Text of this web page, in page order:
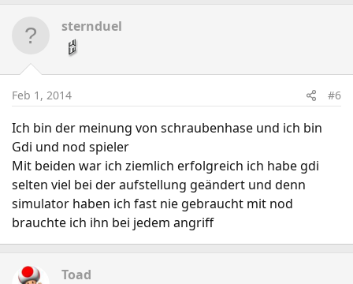
sternduel
Feb 1, 2014 #6
Ich bin der meinung von schraubenhase und ich bin
Gdi und nod spieler
Mit beiden war ich ziemlich erfolgreich ich habe gdi
selten viel bei der aufstellung geändert und denn
simulator haben ich fast nie gebraucht mit nod
brauchte ich ihn bei jedem angriff
Toad